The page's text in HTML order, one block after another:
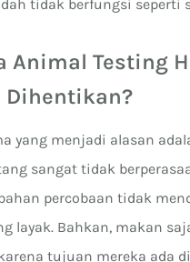
tidak berfungsi seperti
Animal Testing
Dihentikan?
yang menjadi alasan
sangat tidak
percobaan tidak
layak. Bahkan, makan
tujuan mereka ada